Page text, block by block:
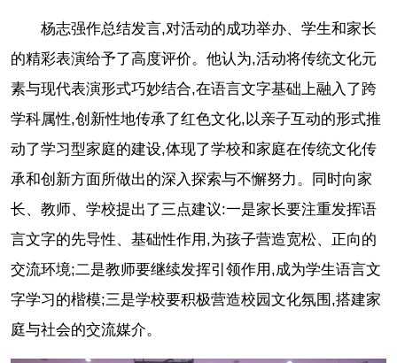
杨志强作总结发言,对活动的成功举办、学生和家长
的精彩表演给予了高度评价。他认为,活动将传统文化元
素与现代表演形式巧妙结合,在语言文字基础上融入了跨
学科属性,创新性地传承了红色文化,以亲子互动的形式推
动了学习型家庭的建设,体现了学校和家庭在传统文化传
承和创新方面所做出的深入探索与不懈努力。同时向家
长、教师、学校提出了三点建议:一是家长要注重发挥语
言文字的先导性、基础性作用,为孩子营造宽松、正向的
交流环境;二是教师要继续发挥引领作用,成为学生语言文
字学习的楷模;三是学校要积极营造校园文化氛围,搭建家
庭与社会的交流媒介。